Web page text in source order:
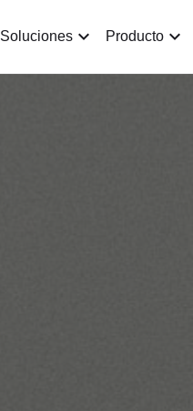
Soluciones Producto